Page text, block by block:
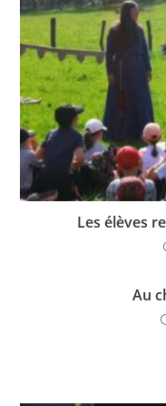
Les élèves
Au